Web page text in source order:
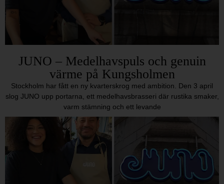
JUNO – Medelhavspuls och genuin
värme på Kungsholmen
Stockholm har fått en ny kvarterskrog med ambition. Den 3 april
slog JUNO upp portarna, ett medelhavsbrasseri där rustika smaker,
varm stämning och ett levande